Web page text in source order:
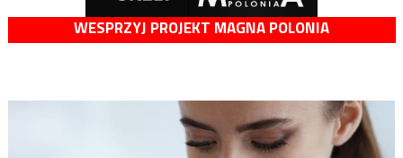
WESPRZYJ PROJEKT MAGNA POLONIA